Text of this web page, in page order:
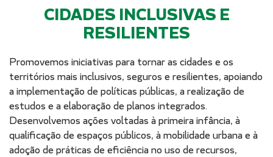
CIDADES INCLUSIVAS E
RESILIENTES
Promovemos iniciativas para tornar as cidades e os
territórios mais inclusivos, seguros e resilientes, apoiando
a implementação de políticas públicas, a realização de
estudos e a elaboração de planos integrados.
Desenvolvemos ações voltadas à primeira infância, à
qualificação de espaços públicos, à mobilidade urbana e à
adoção de práticas de eficiência no uso de recursos,